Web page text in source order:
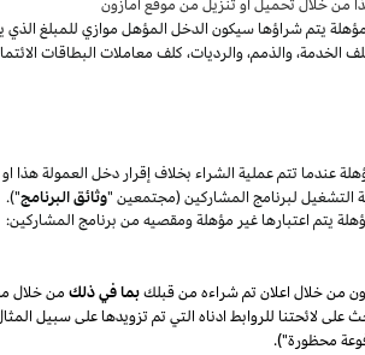
من خلال تحميل أو تنزيل من موقع أمازون
يتمشراؤهاسيكون الدخل المؤهل موازي للمبلغ الذي
الخدمة،والذمم،والرديات،كلف معاملات البطاقات
عندما تتم عملية الشراء بخلاف إقرار دخل العمولة هذا
التشغيل لبرنامج المشاركين (مجتمعين "وثائق البرنامج").
يتم اعتبارها غير مؤهلة ومقصيه من برنامج المشاركين:
من خلال اعلان تم شراءه من قبلكبما في ذلك من خلال
لائحتنا للروابط ادناه التي تم تزويدها على سبيل